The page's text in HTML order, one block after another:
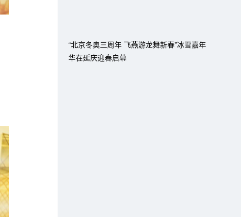
“北京冬奥三周年 飞燕游龙舞新春”冰雪嘉年
华在延庆迎春启幕